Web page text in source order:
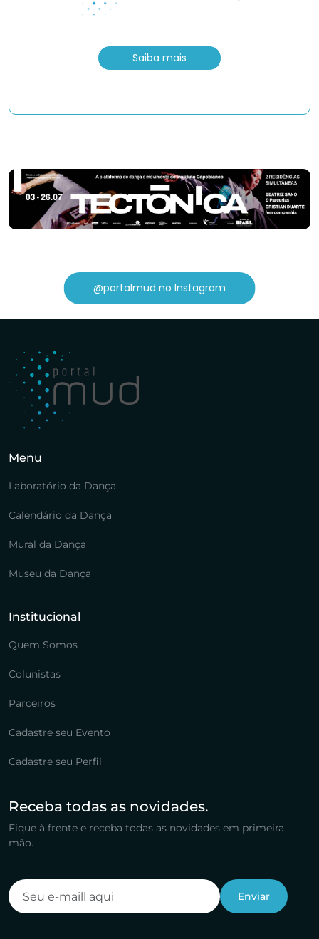
Saiba mais
@portalmud no Instagram
Menu
Laboratório da Dança
Calendário da Dança
Mural da Dança
Museu da Dança
Institucional
Quem Somos
Colunistas
Parceiros
Cadastre seu Evento
Cadastre seu Perfil
Receba todas as novidades.
Fique à frente e receba todas as novidades em primeira
mão.